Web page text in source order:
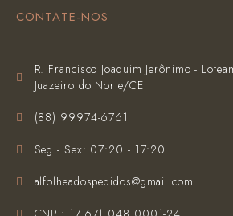
CONTATE-NOS
R. Francisco Joaquim Jerônimo -
Juazeiro do Norte/CE
(‪88) 99974-6761‬
Seg - Sex: 07:20 - 17:20
alfolheadospedidos@gmail.com